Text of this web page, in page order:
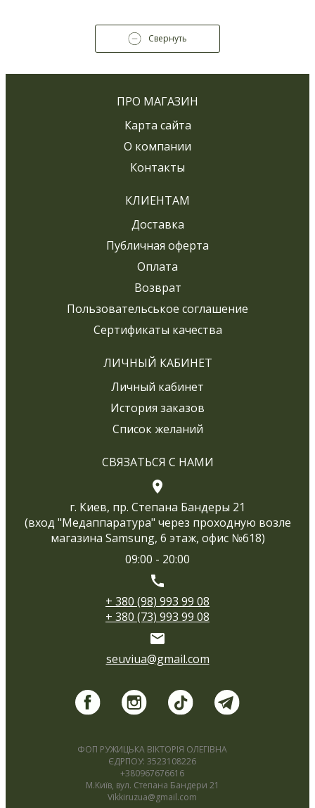
Свернуть
ПРО МАГАЗИН
Карта сайта
О компании
Контакты
КЛИЕНТАМ
Доставка
Публичная оферта
Оплата
Возврат
Пользовательськое соглашение
Сертификаты качества
ЛИЧНЫЙ КАБИНЕТ
Личный кабинет
История заказов
Список желаний
СВЯЗАТЬСЯ С НАМИ
г. Киев, пр. Степана Бандеры 21
(вход "Медаппаратура" через проходную возле
магазина Samsung, 6 этаж, офис №618)
09:00 - 20:00
+ 380 (98) 993 99 08
+ 380 (73) 993 99 08
seuviua@gmail.com
ФОП РУЖИЦЬКА ВІКТОРІЯ ОЛЕГІВНА
ЄДРПОУ: 3523108226
+380967676616
М.Київ, вул. Степана Бандери 21
Vikkiruzua@gmail.com